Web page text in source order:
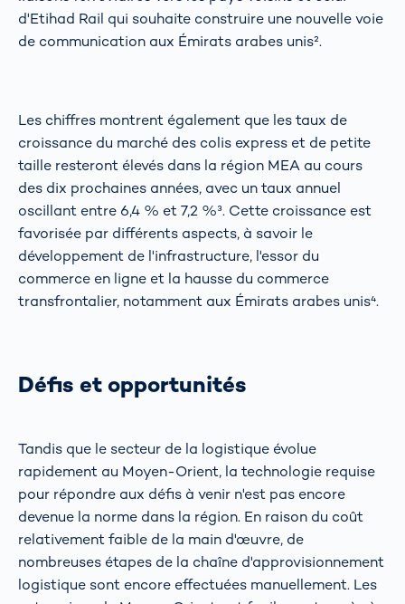
d'Etihad Rail qui souhaite construire une nouvelle voie
de communication aux Émirats arabes unis².
Les chiffres montrent également que les taux de
croissance du marché des colis express et de petite
taille resteront élevés dans la région MEA au cours
des dix prochaines années, avec un taux annuel
oscillant entre 6,4 % et 7,2 %³. Cette croissance est
favorisée par différents aspects, à savoir le
développement de l'infrastructure, l'essor du
commerce en ligne et la hausse du commerce
transfrontalier, notamment aux Émirats arabes unis⁴.
Défis et opportunités
Tandis que le secteur de la logistique évolue
rapidement au Moyen-Orient, la technologie requise
pour répondre aux défis à venir n'est pas encore
devenue la norme dans la région. En raison du coût
relativement faible de la main d'œuvre, de
nombreuses étapes de la chaîne d'approvisionnement
logistique sont encore effectuées manuellement. Les